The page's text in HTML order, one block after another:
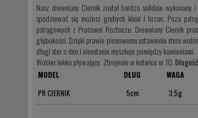
Nasz drewniany Ciernik został bardzo solidnie
spodziewać się możesz grubych kleni i brzan. Poza
pstrągowych z Pracowni Roztocze. Drewniany Ciernik
głębokości. Dzięki prawie pionowemu ustawieniu steru
długi ster o dno i nieustanie myszkuje pomiędzy kamieniami.
Wobler lekko pływający. Zbrojenie w kotwice nr 10.
MODEL
DŁUG WAGA
PR CIERNIK
5cm 3,5g